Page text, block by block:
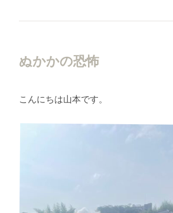
ぬかかの恐怖
こんにちは山本です。